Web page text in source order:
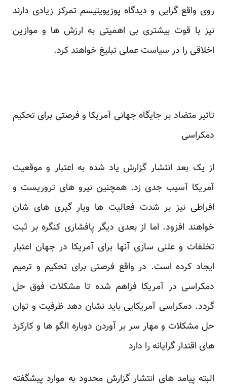
روی واقع گرایی و دیدگاه پوزیویتیسم تمرکز زیادی دارند
نیز با قوت بیشتری بی اهمیتی به ارزش ها و موازین
اخلاقی را در سیاست عملی تبلیغ خواهند کرد.
تاثیر متضاد بر جایگاه جهانی آمریکا و فرصتی برای تحکیم
دمکراسی
از یک بعد انتشار گزارش یاد شده به اعتبار و موقعیت
آمریکا آسیب جدی زد. همچنین نیرو های تروریست و
افراطی نیز بر شدت فعالیت ها ویار گیری های شان
خواهند افزود. اما از بعدی دیگر پافشاری کنگره بر ثبت
تخلفات و علنی سازی آنها برای آمریکا در جهان اعتبار
ایجاد کرده است. در واقع فرصتی برای تحکیم و ترمیم
دمکراسی در آمریکا فراهم شده تا مشکلات فوق حل
گردد. دمکراسی آمریکایی باید نشان دهد ظرفیت و توان
حل مشکلات و مهار سر بر آوردن دوباره الگو ها و کارکرد
های اقتدار گرایانه را دارد
البته پیامد های انتشار گزارش محدود به موارد پیشگفته